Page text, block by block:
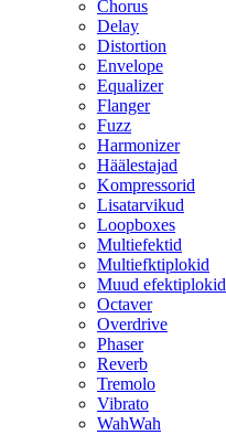
Chorus
Delay
Distortion
Envelope
Equalizer
Flanger
Fuzz
Harmonizer
Häälestajad
Kompressorid
Lisatarvikud
Loopboxes
Multiefektid
Multiefktiplokid
Muud efektiplokid
Octaver
Overdrive
Phaser
Reverb
Tremolo
Vibrato
WahWah